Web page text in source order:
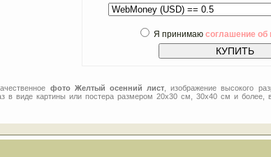
Я принимаю соглашение об
фото Желтый осенний лист , изображение высокого
в виде картины или постера размером 20x30 см, 30x40 см и более,